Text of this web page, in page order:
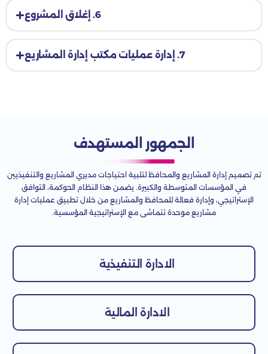
6. إغلاق المشروع
7. إدارة عمليات مكتب إدارة المشاريع
الجمهور المستهدف
تم تصميم إدارة المشاريع والمحافظ لتلبية احتياجات مديري المشاريع والتنفيذيين
في المؤسسات المتوسطة والكبيرة. يضمن هذا النظام الحوكمة، التوافق
الإستراتيجي، وإدارة فعالة للمحافظ والمشاريع من خلال تطبيق عمليات إدارة
مشاريع موحدة تتماشى مع الإستراتيجية المؤسسية.
الادارة التنفيذية
الادارة المالية